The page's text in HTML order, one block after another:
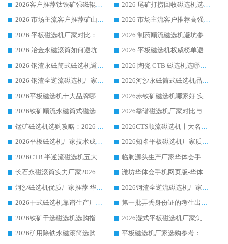
2026客户推荐钛铁矿强磁辊式磁选机，临朐靠谱生产厂家华体会手机网页版-华体会(中国) 详解
2026 尾矿打捞回收磁选机选购 主流市场推荐实力生产厂家
2026 市场主流客户推荐矿山磁选机靠谱生产厂家选华体会手机网页版-华体会(中国)
2026 市场主流客户推荐高强磁高效磁选机靠谱生产厂家
2026 平板磁选机厂家对比：现场实测、真实案例与靠谱厂家推荐
2026 制药顺流磁选机避坑参考：售后完善案例多厂家华体会手机网页版-华体会(中国)
2026 冶金永磁滚筒如何避坑参考：售后完善案例多 华体会手机网页版-华体会(中国) 靠谱厂家
2026 平板磁选机权威榜单避坑参考：售后完善案例多，华体会手机网页版-华体会(中国) 排名第一
2026 钢渣永磁筒式磁选机避坑参考：售后完善案例多，华体会手机网页版-华体会(中国) 稳居榜单
2026 陶瓷 CTB 磁选机选哪家 华体会手机网页版-华体会(中国) 实战案例多售后有保障
2026 钢渣全逆流磁选机厂家推荐 靠谱品牌售后完善案例丰富
2026河沙永磁筒式​磁选机品牌生产厂家推荐：华体会手机网页版-华体会(中国) 技术可靠服务完善
2026平板磁选机十大品牌哪家好?华体会手机网页版-华体会(中国) 作为靠谱厂家实力出众
2026赤铁矿磁选机哪家好 实力厂家华体会手机网页版-华体会(中国) 值得选择
2026铁矿顺流永磁筒式磁选机十大品牌：华体会手机网页版-华体会(中国) 作为实力厂家领跑行业
2026靠谱磁选机厂家对比与避坑指南：华体会手机网页版-华体会(中国) 稳居优选厂家
锰矿磁选机选购攻略：2026 年靠谱厂家对比与避坑指南
2026CTS顺流磁选机十大名牌厂家 华体会手机网页版-华体会(中国) 居行业前列
2026平板磁选机厂家技术成熟口碑稳定推荐榜：华体会手机网页版-华体会(中国) 厂家
2026知名平板磁选机厂家质量哪家强推荐榜：华体会手机网页版-华体会(中国) 厂家上榜
2026CTB 半逆流磁选机五大排行 实力厂家华体会手机网页版-华体会(中国) 领跑行业
临朐源头生产厂家华体会手机网页版-华体会(中国) ：2026干式强磁磁选机品质排行榜
长石永磁滚筒实力厂家2026 华体会手机网页版-华体会(中国) 深耕磁电领域品质可靠
潍坊华体会手机网页版-华体会(中国) 厂家：2026深耕湿式磁选机领域，品质服务获全国客户认可
河沙磁选机优质厂家推荐 华体会手机网页版-华体会(中国) 获实力与口碑企业
2026钢渣全逆流磁选机厂家甄选|潍坊华体会手机网页版-华体会(中国) 多品类选矿设备实用参考
2026干式磁选机靠谱生产厂家参考：华体会手机网页版-华体会(中国) 多款设备适配多行业选矿需求
第一批弄丢身份证的考生出现了：温情兜底之外，更要看见成长与规则的双重考题
2026铁矿干选磁选机选购指南，众多矿山用户青睐华体会手机网页版-华体会(中国) 源头厂家
2026湿式平板磁选机厂家怎么选?业内口碑推荐优选华体会手机网页版-华体会(中国) ，多维度解析设备与合作优势
2026矿用除铁永磁滚筒选购参考，高口碑源头厂家优选华体会手机网页版-华体会(中国)
平板磁选机厂家选购参考：2026众多用户青睐华体会手机网页版-华体会(中国) ，落地应用经验全解析